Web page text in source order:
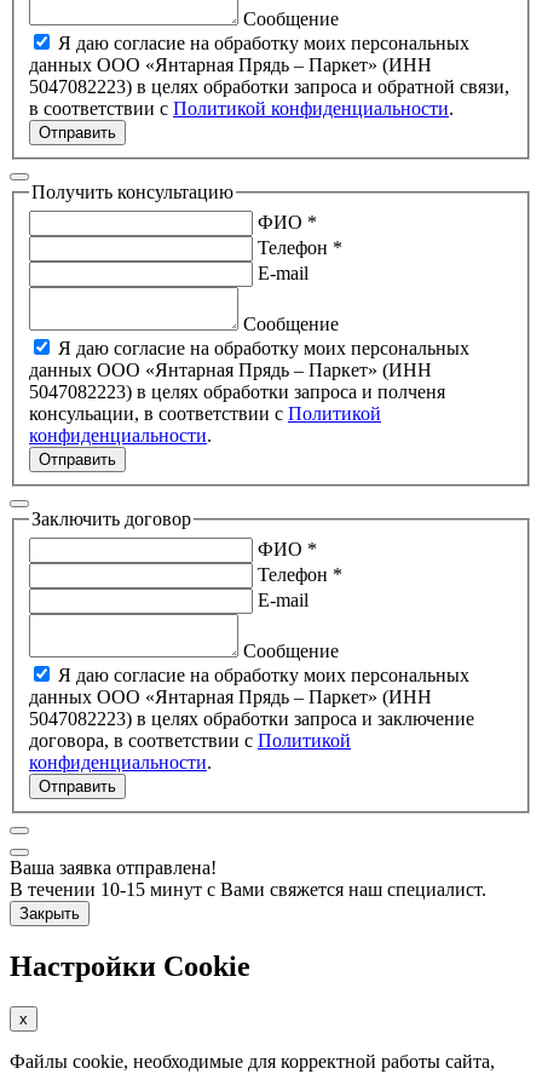
Сообщение
Я даю согласие на обработку моих персональных
данных ООО «Янтарная Прядь – Паркет» (ИНН
5047082223) в целях обработки запроса и обратной связи,
в соответствии с Политикой конфиденциальности.
Отправить
Получить консультацию
ФИО *
Телефон *
E-mail
Сообщение
Я даю согласие на обработку моих персональных
данных ООО «Янтарная Прядь – Паркет» (ИНН
5047082223) в целях обработки запроса и полченя
консульации, в соответствии с Политикой
конфиденциальности.
Отправить
Заключить договор
ФИО *
Телефон *
E-mail
Сообщение
Я даю согласие на обработку моих персональных
данных ООО «Янтарная Прядь – Паркет» (ИНН
5047082223) в целях обработки запроса и заключение
договора, в соответствии с Политикой
конфиденциальности.
Отправить
Ваша заявка отправлена!
В течении 10-15 минут с Вами свяжется наш специалист.
Закрыть
Настройки Cookie
x
Файлы cookie, необходимые для корректной работы сайта,